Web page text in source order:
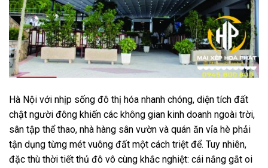
Hà Nội với nhịp sống đô thị hóa nhanh chóng, diện tích đất
chật người đông khiến các không gian kinh doanh ngoài trời,
sân tập thể thao, nhà hàng sân vườn và quán ăn vỉa hè phải
tận dụng từng mét vuông đất một cách triệt để. Tuy nhiên,
đặc thù thời tiết thủ đô vô cùng khắc nghiệt: cái nắng gắt oi